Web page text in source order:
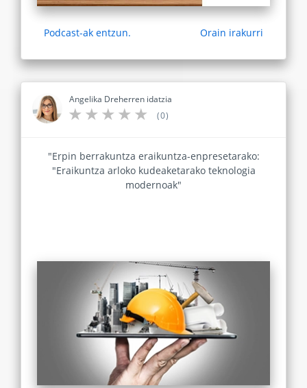
Podcast-ak entzun. Orain irakurri
Angelika Dreherren idatzia
(0)
"Erpin berrakuntza eraikuntza-enpresetarako:
"Eraikuntza arloko kudeaketarako teknologia
modernoak"